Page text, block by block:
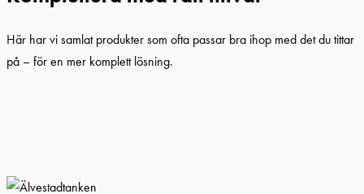
Här har vi samlat produkter som ofta passar bra ihop med det du tittar
på – för en mer komplett lösning.